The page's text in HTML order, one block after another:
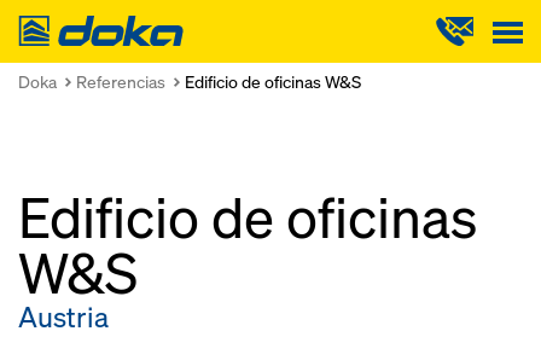
Doka
Doka Referencias Edificio de oficinas W&S
Edificio de oficinas
W&S
Austria